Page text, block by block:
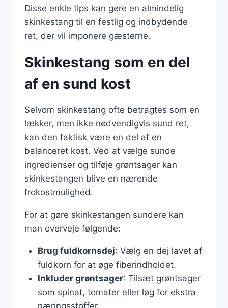
Disse enkle tips kan gøre en almindelig
skinkestang til en festlig og indbydende
ret, der vil imponere gæsterne.
Skinkestang som en del
af en sund kost
Selvom skinkestang ofte betragtes som en
lækker, men ikke nødvendigvis sund ret,
kan den faktisk være en del af en
balanceret kost. Ved at vælge sunde
ingredienser og tilføje grøntsager kan
skinkestangen blive en nærende
frokostmulighed.
For at gøre skinkestangen sundere kan
man overveje følgende:
Brug fuldkornsdej: Vælg en dej lavet af
fuldkorn for at øge fiberindholdet.
Inkluder grøntsager: Tilsæt grøntsager
som spinat, tomater eller løg for ekstra
næringsstoffer.